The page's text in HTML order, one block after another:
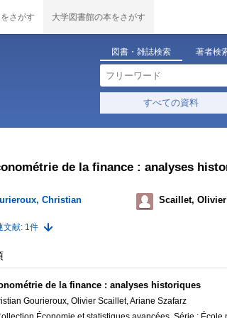
さがす 大学図書館の本をさがす
図書・雑誌検索 著者検
すべての資料
de la finance : analyses
Christian Scaillet, Olivier
文献: 1件
de la finance : analyses historiques
Gourieroux, Olivier Scaillet, Ariane Szafarz